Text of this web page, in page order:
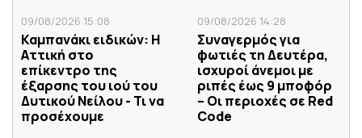
09/08/2026 15:08
Καμπανάκι ειδικών: Η
Αττική στο
επίκεντρο της
έξαρσης του ιού του
Δυτικού Νείλου - Τι να
προσέχουμε
09/08/2026 14:28
Συναγερμός για
φωτιές τη Δευτέρα,
ισχυροί άνεμοι με
ριπές έως 9 μποφόρ
– Οι περιοχές σε Red
Code